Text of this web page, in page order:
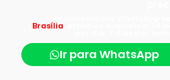
Brasília
Ir para WhatsApp